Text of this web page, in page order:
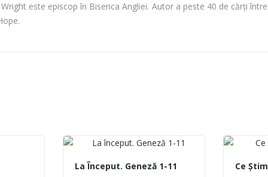
Wright este episcop în Biserica Angliei. Autor a peste 40 de cărți
La Început. Geneză 1-11 Ce